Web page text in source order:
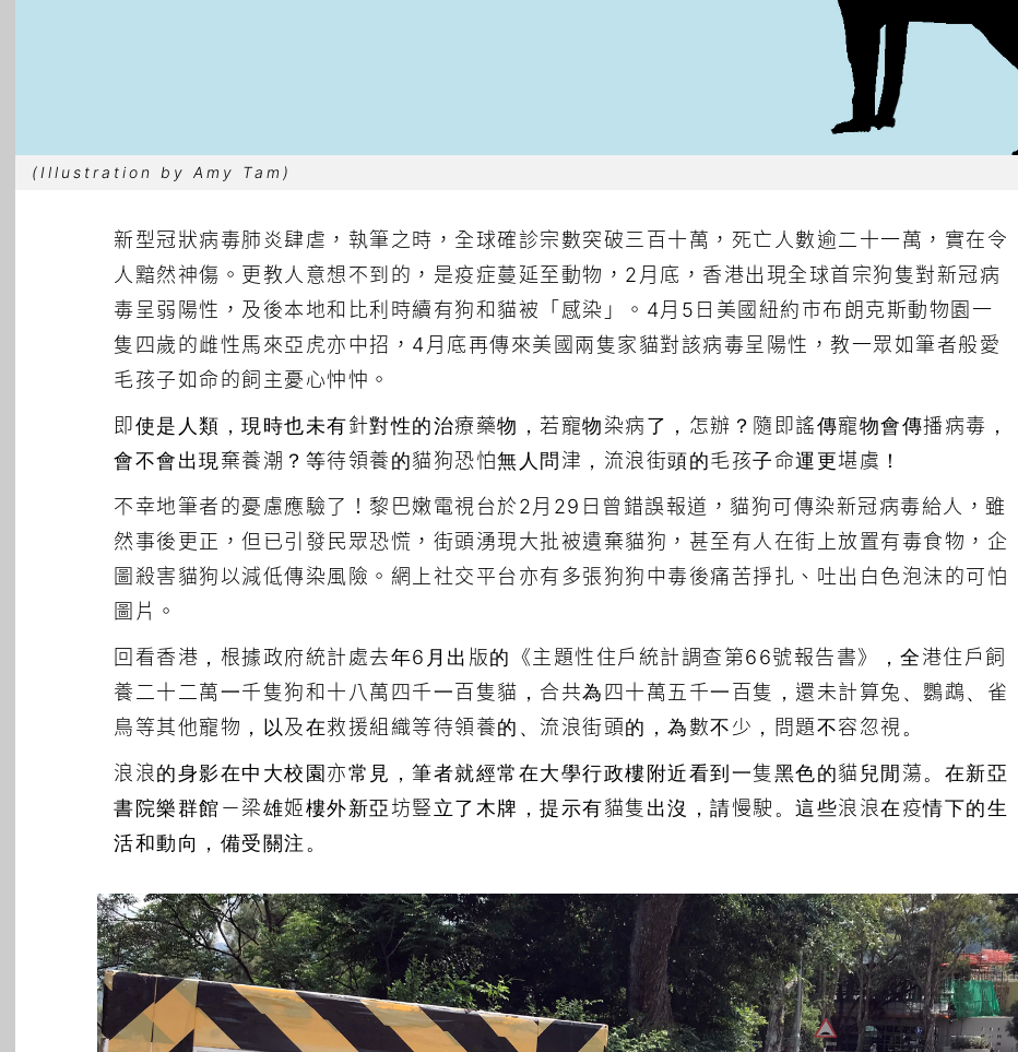
(Illustration by Amy Tam)
新型冠狀病毒肺炎肆虐，執筆之時，全球確診宗數突破三百十萬，死亡人數逾二十一萬，實在令
人黯然神傷。更教人意想不到的，是疫症蔓延至動物，2月底，香港出現全球首宗狗隻對新冠病
毒呈弱陽性，及後本地和比利時續有狗和貓被「感染」。4月5日美國紐約市布朗克斯動物園一
隻四歲的雌性馬來亞虎亦中招，4月底再傳來美國兩隻家貓對該病毒呈陽性，教一眾如筆者般愛
毛孩子如命的飼主憂心忡忡。
即使是人類，現時也未有針對性的治療藥物，若寵物染病了，怎辦？隨即謠傳寵物會傳播病毒，
會不會出現棄養潮？等待領養的貓狗恐怕無人問津，流浪街頭的毛孩子命運更堪虞！
不幸地筆者的憂慮應驗了！黎巴嫩電視台於2月29日曾錯誤報道，貓狗可傳染新冠病毒給人，雖
然事後更正，但已引發民眾恐慌，街頭湧現大批被遺棄貓狗，甚至有人在街上放置有毒食物，企
圖殺害貓狗以減低傳染風險。網上社交平台亦有多張狗狗中毒後痛苦掙扎、吐出白色泡沫的可怕
圖片。
回看香港，根據政府統計處去年6月出版的《主題性住戶統計調查第66號報告書》，全港住戶飼
養二十二萬一千隻狗和十八萬四千一百隻貓，合共為四十萬五千一百隻，還未計算兔、鸚鵡、雀
鳥等其他寵物，以及在救援組織等待領養的、流浪街頭的，為數不少，問題不容忽視。
浪浪的身影在中大校園亦常見，筆者就經常在大學行政樓附近看到一隻黑色的貓兒閒蕩。在新亞
書院樂群館－梁雄姬樓外新亞坊豎立了木牌，提示有貓隻出沒，請慢駛。這些浪浪在疫情下的生
活和動向，備受關注。